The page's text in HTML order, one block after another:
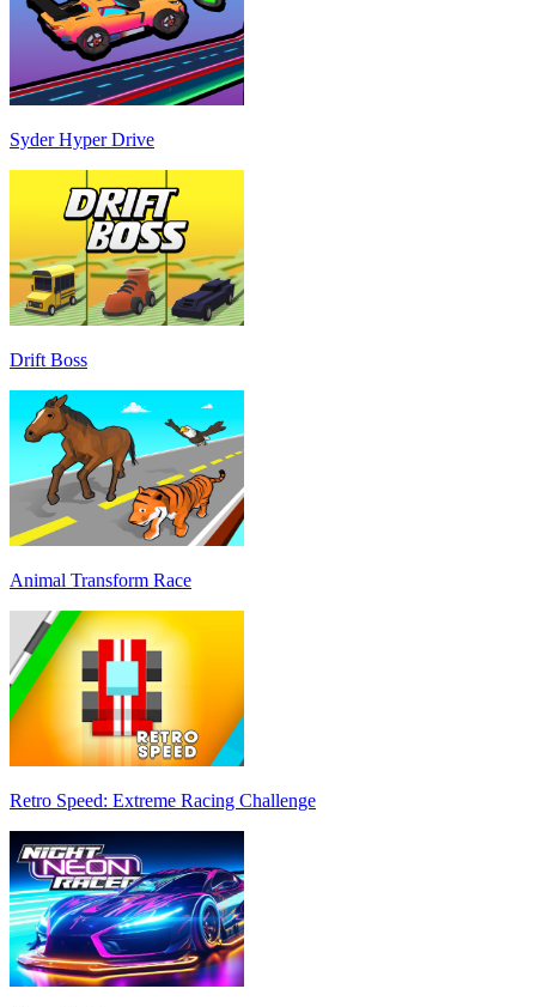
Syder Hyper Drive
Drift Boss
Animal Transform Race
Retro Speed: Extreme Racing Challenge